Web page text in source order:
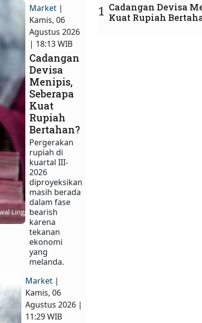
Market |
Kamis, 06
Agustus 2026
| 18:13 WIB
Cadangan
Devisa
Menipis,
Seberapa
Kuat
Rupiah
Bertahan?
Pergerakan
rupiah di
kuartal III-
2026
diproyeksikan
masih berada
dalam fase
bearish
karena
tekanan
ekonomi
yang
melanda.
Market |
Kamis, 06
Agustus 2026 |
11:29 WIB
1 Cadangan Devisa
Kuat Rupiah